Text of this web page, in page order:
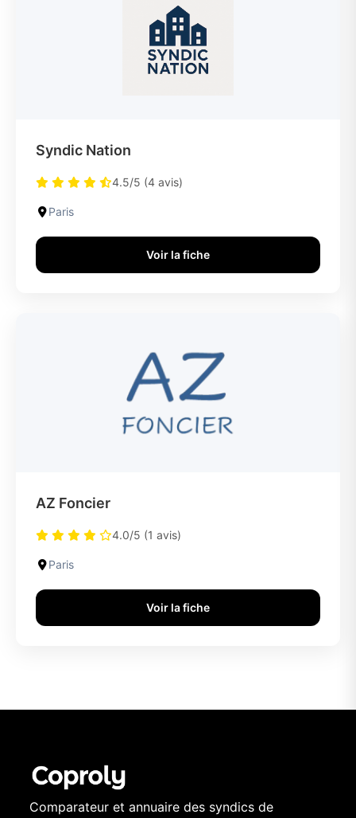
Syndic Nation
4.5/5 (4 avis)
Paris
Voir la fiche
AZ Foncier
4.0/5 (1 avis)
Paris
Voir la fiche
Comparateur et annuaire des syndics de